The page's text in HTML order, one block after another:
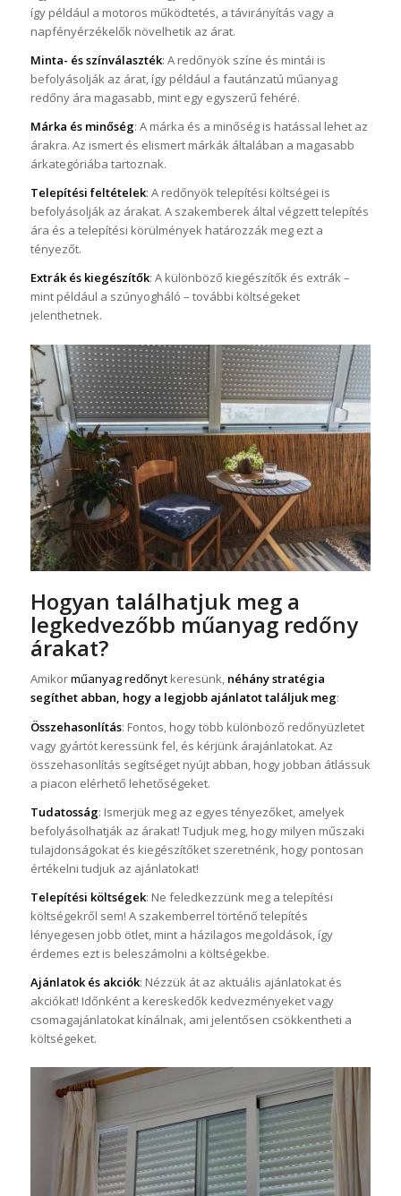
így például a motoros működtetés, a távirányítás vagy a
napfényérzékelők növelhetik az árat.
Minta- és színválaszték: A redőnyök színe és mintái is
befolyásolják az árat, így például a fautánzatú műanyag
redőny ára magasabb, mint egy egyszerű fehéré.
Márka és minőség: A márka és a minőség is hatással lehet az
árakra. Az ismert és elismert márkák általában a magasabb
árkategóriába tartoznak.
Telepítési feltételek: A redőnyök telepítési költségei is
befolyásolják az árakat. A szakemberek által végzett telepítés
ára és a telepítési körülmények határozzák meg ezt a
tényezőt.
Extrák és kiegészítők: A különböző kiegészítők és extrák –
mint például a szúnyogháló – további költségeket
jelenthetnek.
Hogyan találhatjuk meg a
legkedvezőbb műanyag redőny
árakat?
Amikorműanyag redőnytkeresünk, néhány stratégia
segíthet abban, hogy a legjobb ajánlatot találjuk meg:
Összehasonlítás: Fontos, hogy több különböző redőnyüzletet
vagy gyártót keressünk fel, és kérjünk árajánlatokat. Az
összehasonlítás segítséget nyújt abban, hogy jobban átlássuk
a piacon elérhető lehetőségeket.
Tudatosság: Ismerjük meg az egyes tényezőket, amelyek
befolyásolhatják az árakat! Tudjuk meg, hogy milyen műszaki
tulajdonságokat és kiegészítőket szeretnénk, hogy pontosan
értékelni tudjuk az ajánlatokat!
Telepítési költségek: Ne feledkezzünk meg a telepítési
költségekről sem! A szakemberrel történő telepítés
lényegesen jobb ötlet, mint a házilagos megoldások, így
érdemes ezt is beleszámolni a költségekbe.
Ajánlatok és akciók: Nézzük át az aktuális ajánlatokat és
akciókat! Időnként a kereskedők kedvezményeket vagy
csomagajánlatokat kínálnak, ami jelentősen csökkentheti a
költségeket.